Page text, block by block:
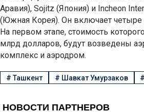
Аравия), Sojitz (Япония) и Incheon
(Южная Корея). Он включает четыре
На первом этапе, стоимость
млрд долларов, будут возведены
комплекс и аэродром.
#Ташкент # Шавкат Умурзаков #